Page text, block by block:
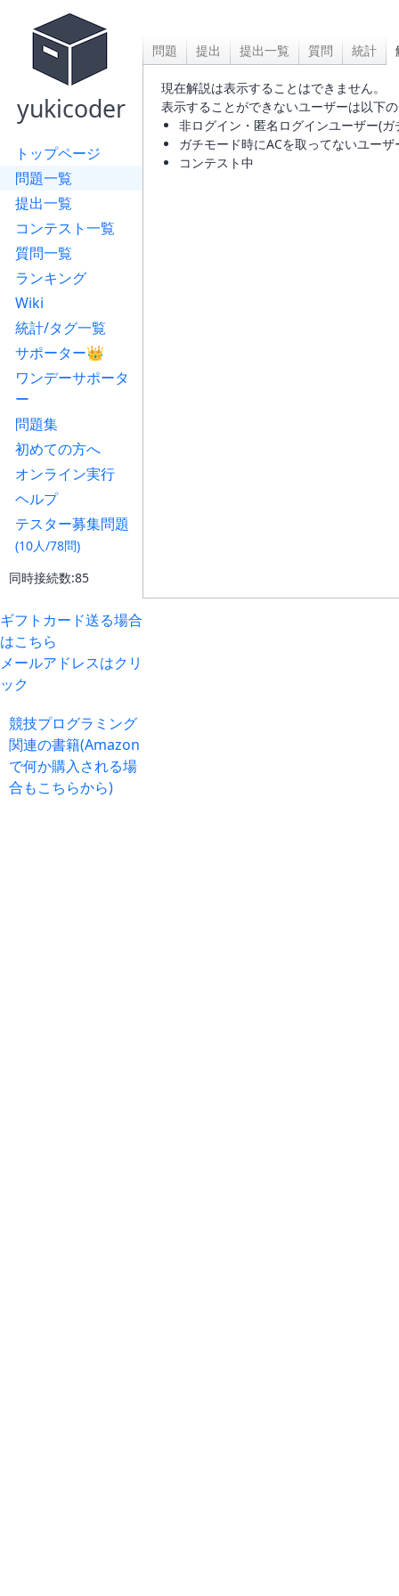
yukicoder
トップページ
問題一覧
提出一覧
コンテスト一覧
質問一覧
ランキング
Wiki
統計/タグ一覧
サポーター👑
ワンデーサポータ
ー
問題集
初めての方へ
オンライン実行
ヘルプ
テスター募集問題
(10人/78問)
同時接続数:85
ギフトカード送る場合
はこちら
メールアドレスはクリ
ック
競技プログラミング
関連の書籍(Amazon
で何か購入される場
合もこちらから)
問題 提出 提出一覧 質問 統計
現在解説は表示することはできません。
表示することができないユーザーは以下
非ログイン・匿名ログインユーザー(
ガチモード時にACを取ってないユーザ
コンテスト中